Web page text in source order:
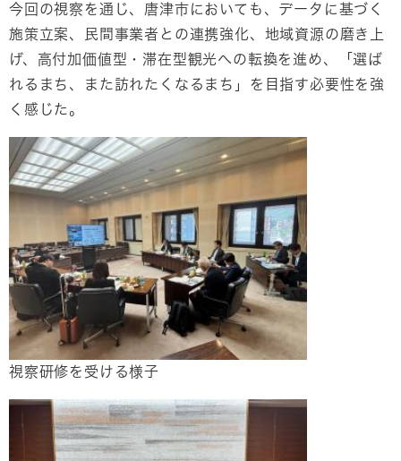
今回の視察を通じ、唐津市においても、データに基づく
施策立案、民間事業者との連携強化、地域資源の磨き上
げ、高付加価値型・滞在型観光への転換を進め、「選ば
れるまち、また訪れたくなるまち」を目指す必要性を強
く感じた。​
​視察研修を受ける様子